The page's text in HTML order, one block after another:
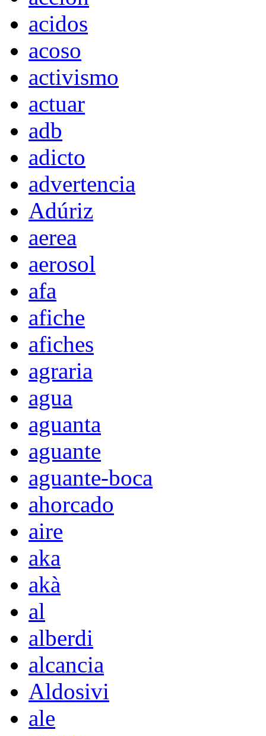
acidos
acoso
activismo
actuar
adb
adicto
advertencia
Adúriz
aerea
aerosol
afa
afiche
afiches
agraria
agua
aguanta
aguante
aguante-boca
ahorcado
aire
aka
akà
al
alberdi
alcancia
Aldosivi
ale